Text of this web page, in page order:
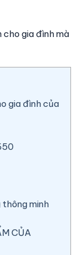
gia đình mà
gia đình của
minh
CỦA